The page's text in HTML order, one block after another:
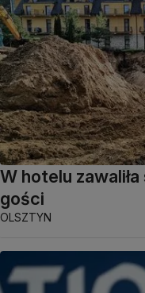
W hotelu
gości
OLSZTYN